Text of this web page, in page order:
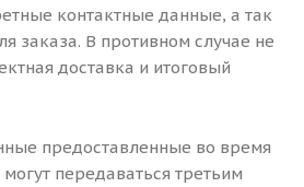
контактные данные, а так
заказа. В противном случае не
доставка и итоговый
предоставленные во время
передаваться третьим